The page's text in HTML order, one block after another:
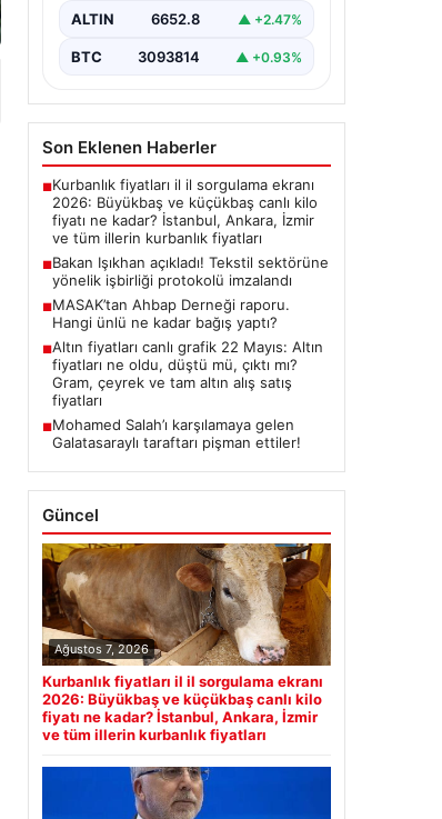
Işıkhan ile…
ALTIN 6652.8 ▲ +2.47%
BTC 3093814 ▲ +0.93%
Son Eklenen Haberler
■Kurbanlık fiyatları il il sorgulama ekranı
2026: Büyükbaş ve küçükbaş canlı kilo
fiyatı ne kadar? İstanbul, Ankara, İzmir
ve tüm illerin kurbanlık fiyatları
■Bakan Işıkhan açıkladı! Tekstil sektörüne
yönelik işbirliği protokolü imzalandı
■MASAK’tan Ahbap Derneği raporu.
Hangi ünlü ne kadar bağış yaptı?
■Altın fiyatları canlı grafik 22 Mayıs: Altın
fiyatları ne oldu, düştü mü, çıktı mı?
Gram, çeyrek ve tam altın alış satış
fiyatları
■Mohamed Salah’ı karşılamaya gelen
Galatasaraylı taraftarı pişman ettiler!
Güncel
Ağustos 7, 2026
Kurbanlık fiyatları il il sorgulama ekranı
2026: Büyükbaş ve küçükbaş canlı kilo
fiyatı ne kadar? İstanbul, Ankara, İzmir
ve tüm illerin kurbanlık fiyatları